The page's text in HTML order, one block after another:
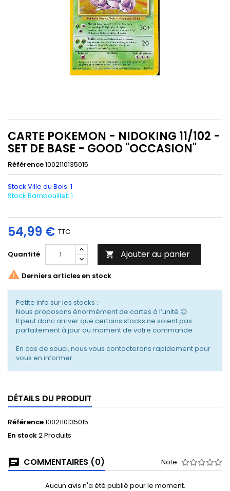
CARTE POKEMON - NIDOKING 11/102 -
SET DE BASE - GOOD "OCCASION"
Référence1002110135015
Stock Ville du Bois: 1
Stock Rambouillet: 1
54,99 € TTC
Quantité  Ajouter au panier
 Derniers articles en stock
Petite info sur les stocks :
Nous proposons énormément de cartes à l’unité 😊
Il peut donc arriver que certains stocks ne soient pas
parfaitement à jour au moment de votre commande.
En cas de souci, nous vous contacterons rapidement pour
vous en informer.
DÉTAILS DU PRODUIT
Référence1002110135015
En stock2 Produits
COMMENTAIRES (0) Note
Aucun avis n'a été publié pour le moment.